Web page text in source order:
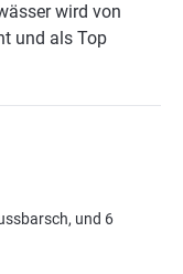
wird von
und als Top
und 6